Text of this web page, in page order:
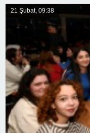
21 Şubat, 09:38